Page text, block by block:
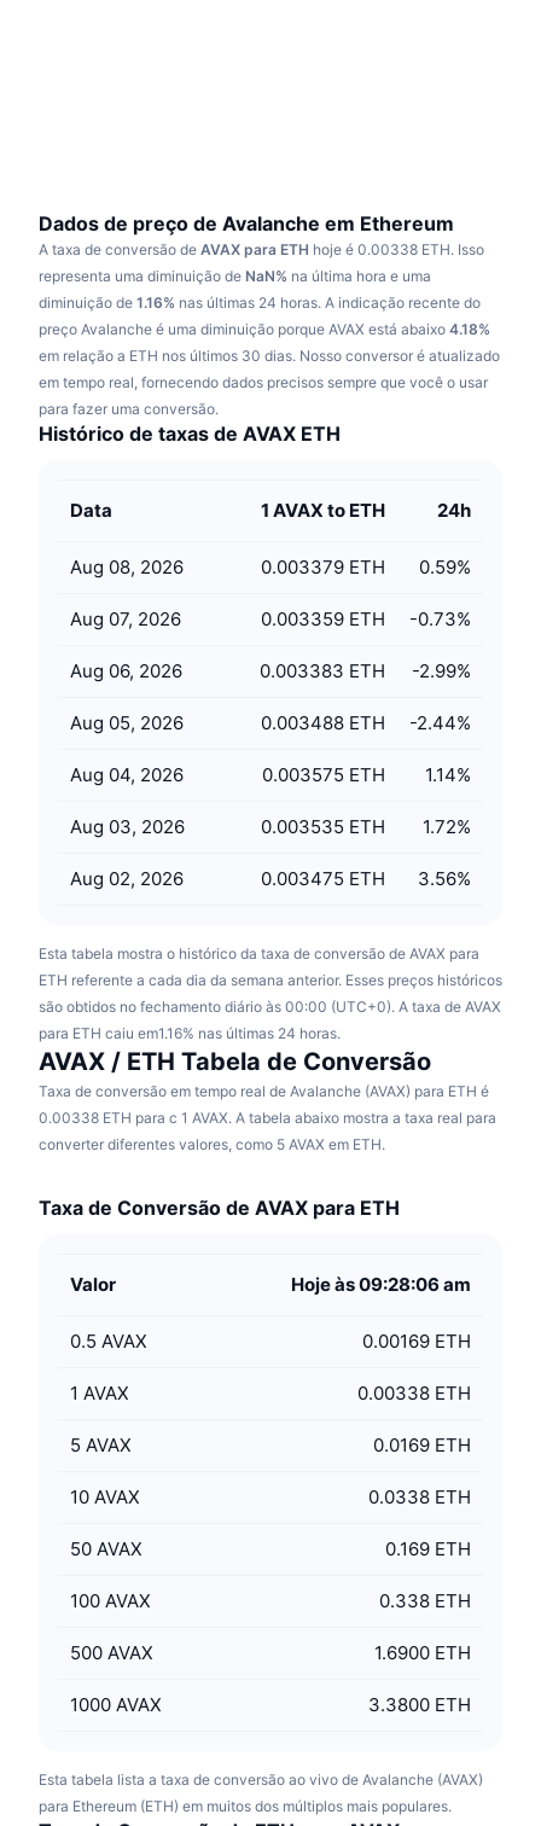
Esportes
Finanças
Tecnologia
NFT
Estatísticas Gerais dos NFT
Próximas Vendas
RSI
MACD
Derivativos
Liquidações
Taxas de Financiamento
Pesquisa
Vídeos
Glossário
Campanhas
Recompensas em Diamantes
Aprenda e Ganhe
Calendário de ICO
Calendário de eventos
Dados de preço de Avalanche em Ethereum
A taxa de conversão de AVAX para ETH hoje é 0.00338 ETH. Isso
representa uma diminuição de NaN% na última hora e uma
diminuição de 1.16% nas últimas 24 horas. A indicação recente do
preço Avalanche é uma diminuição porque AVAX está abaixo 4.18%
em relação a ETH nos últimos 30 dias. Nosso conversor é atualizado
em tempo real, fornecendo dados precisos sempre que você o usar
para fazer uma conversão.
Histórico de taxas de AVAX ETH
Data 1 AVAX to ETH 24h
Aug 08, 2026 0.003379 ETH 0.59%
Aug 07, 2026 0.003359 ETH -0.73%
Aug 06, 2026 0.003383 ETH -2.99%
Aug 05, 2026 0.003488 ETH -2.44%
Aug 04, 2026 0.003575 ETH 1.14%
Aug 03, 2026 0.003535 ETH 1.72%
Aug 02, 2026 0.003475 ETH 3.56%
Esta tabela mostra o histórico da taxa de conversão de AVAX para
ETH referente a cada dia da semana anterior. Esses preços históricos
são obtidos no fechamento diário às 00:00 (UTC+0). A taxa de AVAX
para ETH caiu em1.16% nas últimas 24 horas.
AVAX / ETH Tabela de Conversão
Taxa de conversão em tempo real de Avalanche (AVAX) para ETH é
0.00338 ETH para c 1 AVAX. A tabela abaixo mostra a taxa real para
converter diferentes valores, como 5 AVAX em ETH.
Taxa de Conversão de AVAX para ETH
Valor Hoje às 09:28:06 am
0.5 AVAX 0.00169 ETH
1 AVAX 0.00338 ETH
5 AVAX 0.0169 ETH
10 AVAX 0.0338 ETH
50 AVAX 0.169 ETH
100 AVAX 0.338 ETH
500 AVAX 1.6900 ETH
1000 AVAX 3.3800 ETH
Esta tabela lista a taxa de conversão ao vivo de Avalanche (AVAX)
para Ethereum (ETH) em muitos dos múltiplos mais populares.